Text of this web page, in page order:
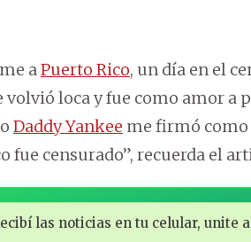
aPuerto Rico, un día en el
volvió loca y fue como amor a
Daddy Yankee me firmó como
fue censurado”, recuerda el
las noticias en tu celular, unite